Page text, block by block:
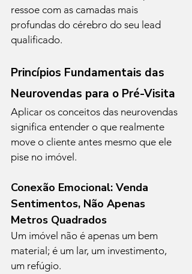
ressoe com as camadas mais
profundas do cérebro do seu lead
qualificado.
Princípios Fundamentais das
Neurovendas para o Pré-Visita
Aplicar os conceitos das neurovendas
significa entender o que realmente
move o cliente antes mesmo que ele
pise no imóvel.
Conexão Emocional: Venda
Sentimentos, Não Apenas
Metros Quadrados
Um imóvel não é apenas um bem
material; é um lar, um investimento,
um refúgio.